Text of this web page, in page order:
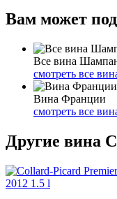
Вам может
Все вина
смотреть все
Вина Франции
смотреть все
Другие вина